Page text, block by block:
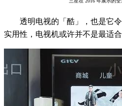
透明电视的「酷」，也是它
实用性，电视机或许并不是最适